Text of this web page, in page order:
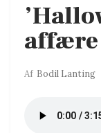
affære
Af Bodil Lanting